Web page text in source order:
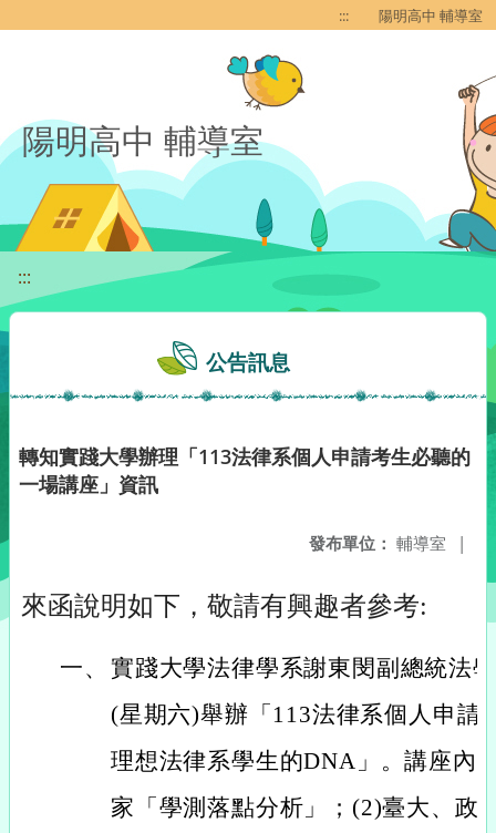
::: 陽明高中 輔導室
陽明高中 輔導室
:::
公告訊息
轉知實踐大學辦理「113法律系個人申請考生必聽的
一場講座」資訊
發布單位： 輔導室 |
來函說明如下，敬請有興趣者參考:
一、 實踐大學法律學系謝東閔副總統法
(星期六)舉辦「113法律系個人申請
理想法律系學生的DNA」。講座內
家「學測落點分析」；(2)臺大、政